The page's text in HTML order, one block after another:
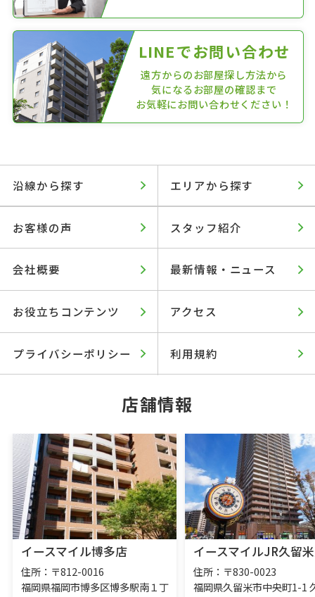
LINEでお問い合わせ
遠方からのお部屋探し方法から
気になるお部屋の確認まで
お気軽にお問い合わせください！
沿線から探す エリアから探す
お客様の声 スタッフ紹介
会社概要 最新情報・ニュース
お役立ちコンテンツ アクセス
プライバシーポリシー 利用規約
店舗情報
イースマイル博多店
住所：〒812-0016
福岡県福岡市博多区博多駅南１丁
イースマイルJR久留
住所：〒830-0023
福岡県久留米市中央町1-1